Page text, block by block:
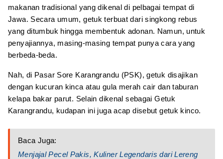
makanan tradisional yang dikenal di pelbagai tempat di
Jawa. Secara umum, getuk terbuat dari singkong rebus
yang ditumbuk hingga membentuk adonan. Namun, untuk
penyajiannya, masing-masing tempat punya cara yang
berbeda-beda.
Nah, di Pasar Sore Karangrandu (PSK), getuk disajikan
dengan kucuran kinca atau gula merah cair dan taburan
kelapa bakar parut. Selain dikenal sebagai Getuk
Karangrandu, kudapan ini juga acap disebut getuk kinco.
Baca Juga:
Menjajal Pecel Pakis, Kuliner Legendaris dari Lereng